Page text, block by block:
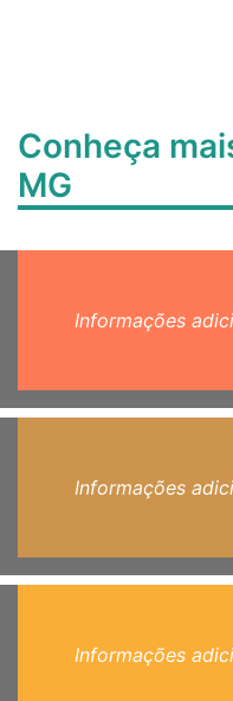
Conheça
MG
Informações
Informações
Informações